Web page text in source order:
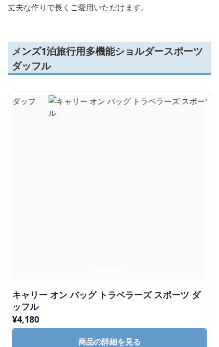
丈夫な作りで長くご愛用いただけます。
メンズ1泊旅行用多機能ショルダースポーツ
ダッフル
キャリー オン バッグ トラベラーズ スポーツ ダ
ッフル
¥4,180
商品の詳細を見る